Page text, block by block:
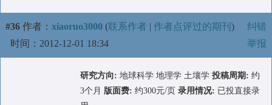
#36 作者： xiaoruo3000 (联系作者 | 作者点评过的期刊 )
时间：2012-12-01 18:34
纠错
举报
研究方向: 地球科学 地理学 土壤学 投稿周期: 约
3个月 版面费: 约300元/页 录用情况: 已投直接录